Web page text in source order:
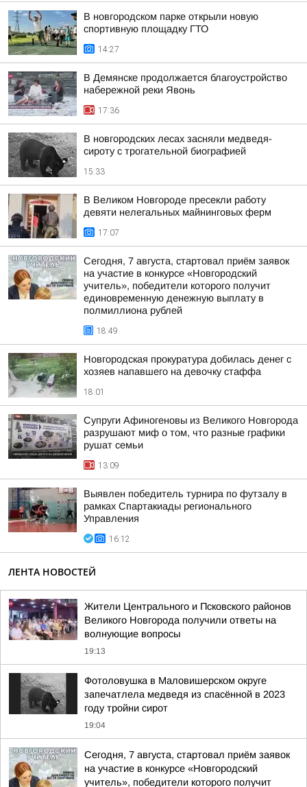
В новгородском парке открыли новую
спортивную площадку ГТО
14:27
В Демянске продолжается благоустройство
набережной реки Явонь
17:36
В новгородских лесах засняли медведя-
сироту с трогательной биографией
15:33
В Великом Новгороде пресекли работу
девяти нелегальных майнинговых ферм
17:07
Сегодня, 7 августа, стартовал приём заявок
на участие в конкурсе «Новгородский
учитель», победители которого получит
единовременную денежную выплату в
полмиллиона рублей
18:49
Новгородская прокуратура добилась денег с
хозяев напавшего на девочку стаффа
18:01
Супруги Афиногеновы из Великого Новгорода
разрушают миф о том, что разные графики
рушат семьи
13:09
Выявлен победитель турнира по футзалу в
рамках Спартакиады регионального
Управления
16:12
ЛЕНТА НОВОСТЕЙ
Жители Центрального и Псковского районов
Великого Новгорода получили ответы на
волнующие вопросы
19:13
Фотоловушка в Маловишерском округе
запечатлела медведя из спасённой в 2023
году тройни сирот
19:04
Сегодня, 7 августа, стартовал приём заявок
на участие в конкурсе «Новгородский
учитель», победители которого получит